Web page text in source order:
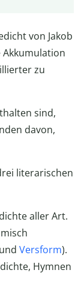
von Jakob
Akkumulation
zu
sind,
davon,
literarischen
aller Art.
Versform).
Hymnen